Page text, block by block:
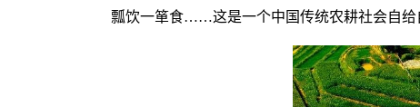
瓢饮一箪食……这是一个中国传统农耕社会自给